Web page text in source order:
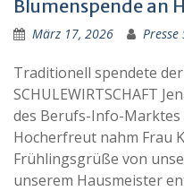
Blumenspende an
März 17, 2026 Presse
Traditionell spendete
SCHULEWIRTSCHAFT
des Berufs-Info-Marktes
Hocherfreut nahm Frau
Frühlingsgrüße von
unserem Hausmeister